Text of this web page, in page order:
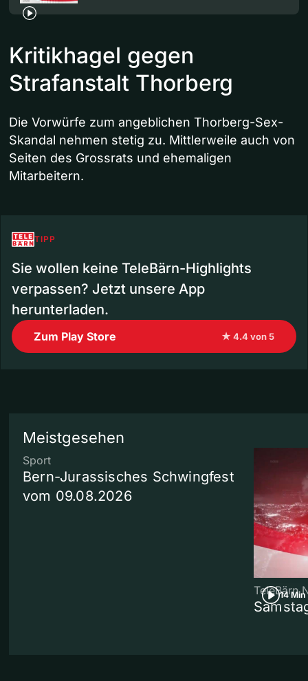
Kritikhagel gegen
Strafanstalt Thorberg
Die Vorwürfe zum angeblichen Thorberg-Sex-
Skandal nehmen stetig zu. Mittlerweile auch von
Seiten des Grossrats und ehemaligen
Mitarbeitern.
TIPP
Sie wollen keine TeleBärn-Highlights
verpassen? Jetzt unsere App
herunterladen.
Zum Play Store ★ 4.4 von 5
Meistgesehen
Sport
Bern-Jurassisches Schwingfest
vom 09.08.2026
14 Min
TeleBärn